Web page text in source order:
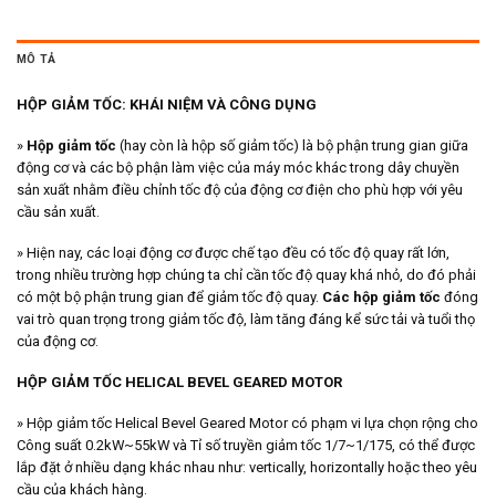
MÔ TẢ
HỘP GIẢM TỐC: KHÁI NIỆM VÀ CÔNG DỤNG
» Hộp giảm tốc (hay còn là hộp số giảm tốc) là bộ phận trung gian giữa
động cơ và các bộ phận làm việc của máy móc khác trong dây chuyền
sản xuất nhằm điều chỉnh tốc độ của động cơ điện cho phù hợp với yêu
cầu sản xuất.
» Hiện nay, các loại động cơ được chế tạo đều có tốc độ quay rất lớn,
trong nhiều trường hợp chúng ta chỉ cần tốc độ quay khá nhỏ, do đó phải
có một bộ phận trung gian để giảm tốc độ quay. Các hộp giảm tốc đóng
vai trò quan trọng trong giảm tốc độ, làm tăng đáng kể sức tải và tuổi thọ
của động cơ.
HỘP GIẢM TỐC HELICAL BEVEL GEARED MOTOR
» Hộp giảm tốc Helical Bevel Geared Motor có phạm vi lựa chọn rộng cho
Công suất 0.2kW~55kW và Tỉ số truyền giảm tốc 1/7~1/175, có thể được
lắp đặt ở nhiều dạng khác nhau như: vertically, horizontally hoặc theo yêu
cầu của khách hàng.